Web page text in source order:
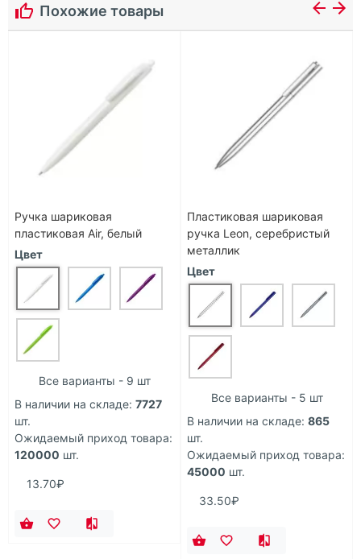
Похожие товары
Ручка шариковая
пластиковая Air, белый
Цвет
Все варианты - 9 шт
В наличии на складе: 7727
шт.
Ожидаемый приход товара:
120000 шт.
13.70₽
Пластиковая шариковая
ручка Leon, серебристый
металлик
Цвет
Все варианты - 5 шт
В наличии на складе: 865
шт.
Ожидаемый приход товара:
45000 шт.
33.50₽